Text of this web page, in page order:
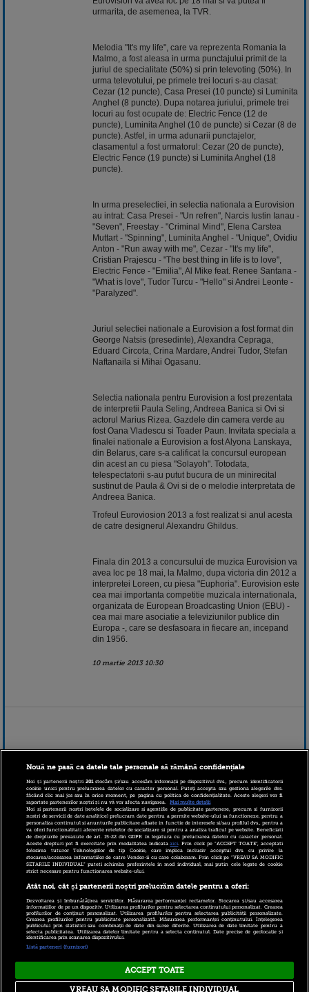
urmarita, de asemenea, la TVR.
Melodia "It's my life", care va reprezenta Romania la
Malmo, a fost aleasa in urma punctajului primit de la
juriul de specialitate (50%) si prin televoting (50%). In
urma televotului, pe primele trei locuri s-au clasat:
Cezar (12 puncte), Casa Presei (10 puncte) si Luminita
Anghel (8 puncte). Dupa notarea juriului, primele trei
locuri au fost ocupate de: Electric Fence (12 de
puncte), Luminita Anghel (10 de puncte) si Cezar (8 de
puncte). Astfel, in urma adunarii punctajelor,
clasamentul a fost urmatorul: Cezar (20 de puncte),
Electric Fence (19 puncte) si Luminita Anghel (18
puncte).
In urma preselectiei, in selectia nationala a Eurovision
au intrat: Casa Presei - "Un refren", Narcis Iustin Ianau -
"Seven", Freestay - "Criminal Mind", Elena Carstea
Muttart - "Spinning", Luminita Anghel - "Unique", Ovidiu
Anton - "Run away with me", Cezar - "It's my life",
Cristian Prajescu - "The best thing in life is to love",
Electric Fence - "Emilia", Al Mike feat. Renee Santana -
"What is love", Tudor Turcu - "Hello" si Andrei Leonte -
"Paralyzed".
Juriul selectiei nationale a Eurovision a fost format din
George Natsis (presedinte), Alexandra Cepraga,
Eduard Circota, Crina Mardare, Andrei Tudor, Stefan
Naftanaila si Mihai Ogasanu.
Selectia nationala pentru Eurovision a fost prezentata
de interpretii Paula Seling , Andreea Banica si Ovi si
actorul Marius Rizea. Gazdele din camera verde au
fost Oana Vladescu si Toader Paun. Invitata speciala a
finalei nationale a Eurovision a fost Alyona Lanskaya,
din Belarus, care s-a calificat la concursul european
din acest an cu piesa "Solayoh". Totodata,
telespectatorii s-au putut bucura de un minirecital
sustinut de Paula & Ovi si de o melodie interpretata de
Andreea Banica.
Trofeul Euroviosion 2013 a fost realizat si anul acesta
de catre designerul Alexandru Ghildus.
Finala din 2013 a concursului de muzica Eurovision va
avea loc pe 18 mai, la Malmo, dupa victoria din 2012 a
interpretei Loreen, cu piesa "Euphoria". Eurovision este
cea mai importanta competitie muzicala internationala,
organizata de European Broadcasting Union (EBU) -
cea mai mare asociatie a televiziunilor publice din
Europa -, care se desfasoara in fiecare an, incepand
din 1956.
10 martie 2013 10:30
Cantecul care va
Eurovision, in mijlocul
unui scandal de plagiat
Paula Seling, Andreea
Rizea, gazdele showului
Eurovision Romania
2013
Copyright © 2026 PRO TV S.R.L |Politica de Cookie|
Nouă ne pasă ca datele tale personale să rămână confidențiale
Noi și partenerii noștri201stocăm și/sau accesăm informații pe dispozitivul dvs., precum identificatorii
cookie unici pentru prelucrarea datelor cu caracter personal. Puteți accepta sau gestiona alegerile dvs.
făcând clic mai jos sau în orice moment, pe pagina cu politica de confidențialitate. Aceste alegeri vor fi
raportate partenerilor noștri și nu vă vor afecta navigarea.
Mai multe detalii
Noi si partenerii nostri (retelele de socializare si agentiile de publicitate partenere, precum si furnizorii
nostri de servicii de date analitice) prelucram date pentru a permite website-ului sa functioneze, pentru a
personaliza continutul si anunturile publicitare afisate in functie de interesele si/sau profilul dvs., pentru a
va oferi functionalitati aferente retelelor de socializare si pentru a analiza traficul pe website. Beneficiati
de drepturile prevazute de art. 15-22 din GDPR in legatura cu prelucrarea datelor cu caracter personal.
Aceste drepturi pot fi exercitate prin modalitatea indicataaici. Prin click pe “ACCEPT TOATE”, acceptati
folosirea tuturor Tehnologiilor de tip Cookie, care implica inclusiv acceptul dvs. cu privire la
stocarea/accesarea informatiilor de catre Vendor-ii cu care colaboram. Prin click pe “VREAU SA MODIFIC
SETARILE INDIVIDUAL” puteti schimba preferintele in mod individual, mai putin cele legate de cookie
strict necesare pentru functionarea website-ului.
Atât noi, cât și partenerii noștri prelucrăm datele pentru a oferi:
Dezvoltarea și îmbunătățirea serviciilor. Măsurarea performanței reclamelor. Stocarea și/sau accesarea
informațiilor de pe un dispozitiv. Utilizarea profilurilor pentru selectarea conținutului personalizat. Crearea
profilurilor de conținut personalizat. Utilizarea profilurilor pentru selectarea publicității personalizate.
Crearea profilurilor pentru publicitate personalizată. Măsurarea performanței conținutului. Înțelegerea
publicului prin statistici sau combinații de date din surse diferite. Utilizarea de date limitate pentru a
selecta publicitatea. Utilizarea datelor limitate pentru a selecta conținutul. Date precise de geolocație și
identificarea prin scanarea dispozitivului.
Listă parteneri (furnizori)
ACCEPT TOATE
VREAU SA MODIFIC SETARILE INDIVIDUAL